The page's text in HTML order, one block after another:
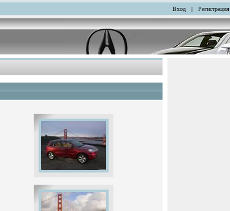
Вход | Регистрация